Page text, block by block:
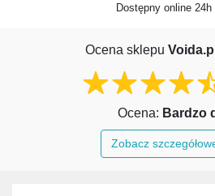
Dostępny online 24h
Ocena sklepu
Ocena: Bardzo
Zobacz